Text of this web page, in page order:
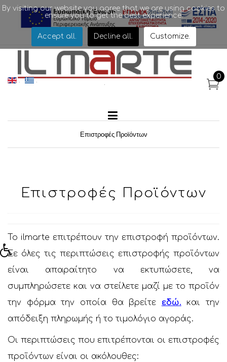
.
.
0
. .
.
Επιστροφές Προϊόντων
Επιστροφές Προϊόντων
Το ilmarte επιτρέπουν την επιστροφή προϊόντων.
Σε όλες τις περιπτώσεις επιστροφής προϊόντων
είναι απαραίτητο να εκτυπώσετε, να
συμπληρώσετε και να στείλετε μαζί με το προϊόν
την φόρμα την οποία θα βρείτε εδώ. και την
απόδειξη πληρωμής ή το τιμολόγιο αγοράς.
Οι περιπτώσεις που επιτρέπονται οι επιστροφές
προϊόντων είναι οι ακόλουθες:
By visiting our website you agree that we are using cookies to
ensure you to get the best experience.
Accept all. Decline all. Customize.